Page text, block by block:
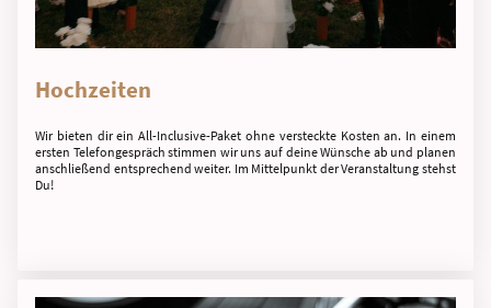
Hochzeiten
Wir bieten dir ein All-Inclusive-Paket ohne versteckte Kosten an. In einem
ersten Telefongespräch stimmen wir uns auf deine Wünsche ab und planen
anschließend entsprechend weiter. Im Mittelpunkt der Veranstaltung stehst
Du!